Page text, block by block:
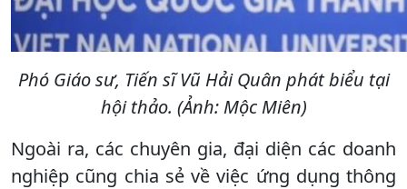
Phó Giáo sư, Tiến sĩ Vũ Hải Quân phát biểu tại
hội thảo. (Ảnh: Mộc Miên)
Ngoài ra, các chuyên gia, đại diện các doanh
nghiệp cũng chia sẻ về việc ứng dụng thông